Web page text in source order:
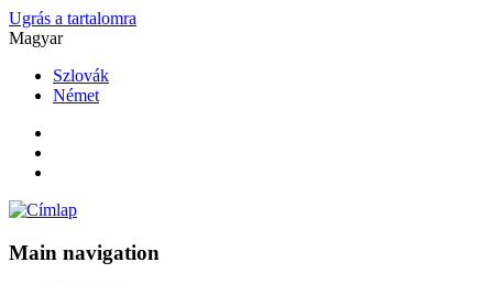
Ugrás a tartalomra
Magyar
Szlovák
Német
Main navigation